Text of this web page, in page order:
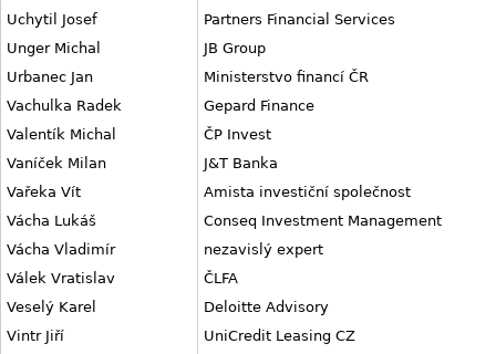
Uchytil Josef
Partners Financial Services
Unger Michal
JB Group
Urbanec Jan
Ministerstvo financí ČR
Vachulka Radek
Gepard Finance
Valentík Michal
ČP Invest
Vaníček Milan
J&T Banka
Vařeka Vít
Amista investiční společnost
Vácha Lukáš
Conseq Investment Management
Vácha Vladimír
nezavislý expert
Válek Vratislav
ČLFA
Veselý Karel
Deloitte Advisory
Vintr Jiří
UniCredit Leasing CZ